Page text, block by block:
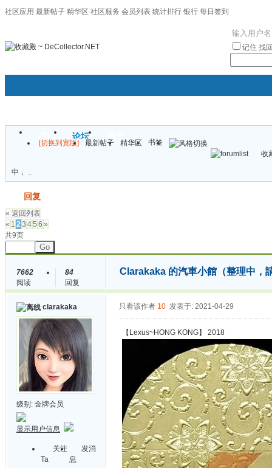
社区应用 最新帖子 精华区 社区服务 会员列表 统计排行 银行 每日签到
记住 找
门户 论坛
[切换到宽版] 最新帖子 精华区
书签
收
中， ..
回复
« 返回列表
« 1 23 45 6 »
共9页
Go
7662
阅读
84
回复
Clarakaka 的汽車小館（整理中，
clarakaka
级别: 金牌会员
显示用户信息
关注
Ta
发消
息
只看该作者 10 发表于: 2021-04-29
【Lexus~HONG KONG】 2018